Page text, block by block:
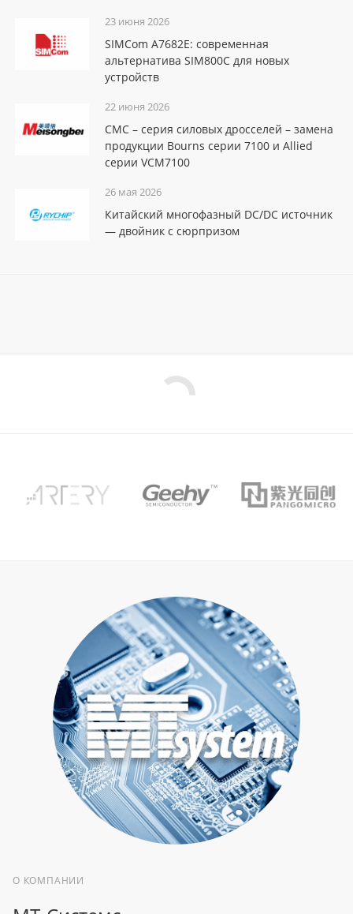
23 июня 2026
SIMCom A7682E: современная
альтернатива SIM800C для новых
устройств
22 июня 2026
CMC – серия силовых дросселей – замена
продукции Bourns серии 7100 и Allied
серии VCM7100
26 мая 2026
Китайский многофазный DC/DC источник
— двойник с сюрпризом
О КОМПАНИИ